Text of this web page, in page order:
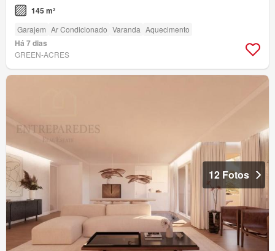
145 m²
Garajem Ar Condicionado Varanda Aquecimento
Há 7 dias
GREEN-ACRES
12 Fotos